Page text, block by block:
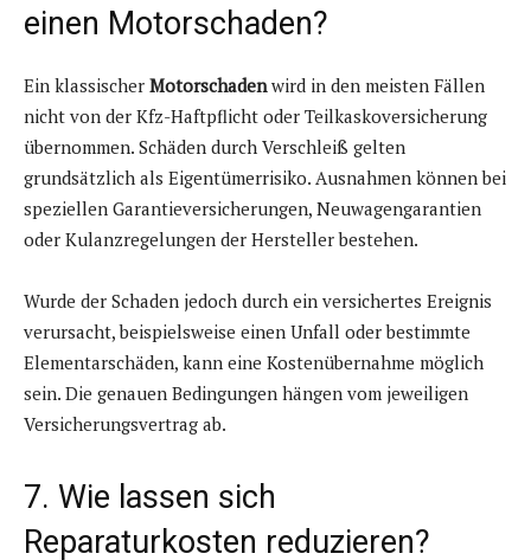
einen Motorschaden?
Ein klassischer Motorschadenwird in den meisten Fällen
nicht von der Kfz-Haftpflicht oder Teilkaskoversicherung
übernommen. Schäden durch Verschleiß gelten
grundsätzlich als Eigentümerrisiko. Ausnahmen können bei
speziellen Garantieversicherungen, Neuwagengarantien
oder Kulanzregelungen der Hersteller bestehen.
Wurde der Schaden jedoch durch ein versichertes Ereignis
verursacht, beispielsweise einen Unfall oder bestimmte
Elementarschäden, kann eine Kostenübernahme möglich
sein. Die genauen Bedingungen hängen vom jeweiligen
Versicherungsvertrag ab.
7. Wie lassen sich
Reparaturkosten reduzieren?